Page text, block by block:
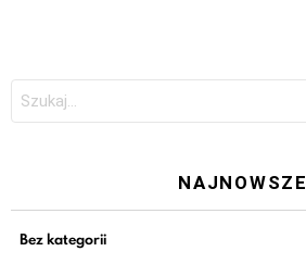
NAJNOWSZE
Bez kategorii